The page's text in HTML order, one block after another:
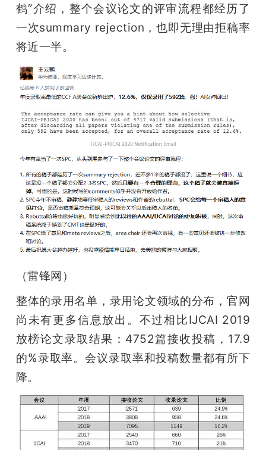
题
搞
机
鹤”介绍，整个会议论文的评审流程都经历了
一次summary rejection，也即无理由拒稿率
将近一半。
（雷锋网）
整体的录用名单，录用论文领域的分布，官网
尚未有更多信息放出。不过相比IJCAI 2019
放榜论文录取结果：4752篇接收投稿，17.9
的%录取率。会议录取率和投稿数量都有所下
降。